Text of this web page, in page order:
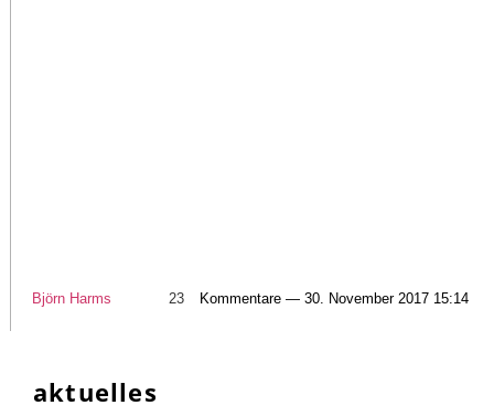
Björn Harms 23 Kommentare — 30. November 2017 15:14
aktuelles